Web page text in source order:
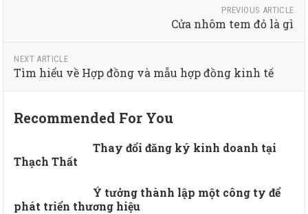
PREVIOUS ARTICLE
Cửa nhôm tem đỏ là gì
NEXT ARTICLE
Tìm hiểu về Hợp đồng và mẫu hợp đồng kinh tế
Recommended For You
Thay đổi đăng ký kinh doanh tại
Thạch Thất
Ý tưởng thành lập một công ty để
phát triển thương hiệu